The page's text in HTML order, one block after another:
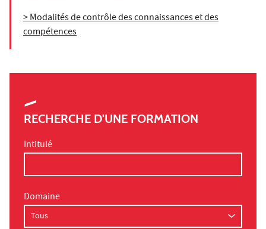
> Modalités de contrôle des connaissances et des
compétences
RECHERCHE D'UNE FORMATION
Intitulé
Domaine